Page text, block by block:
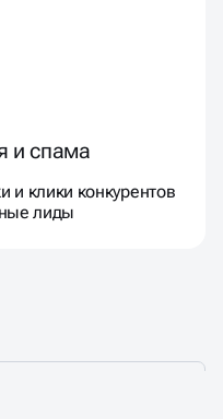
и спама
и клики конкурентов
лиды